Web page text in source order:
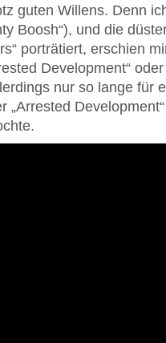
guten Willens. Denn
Boosh“), und die
porträtiert, erschien
Development“
nur so lange für
„Arrested